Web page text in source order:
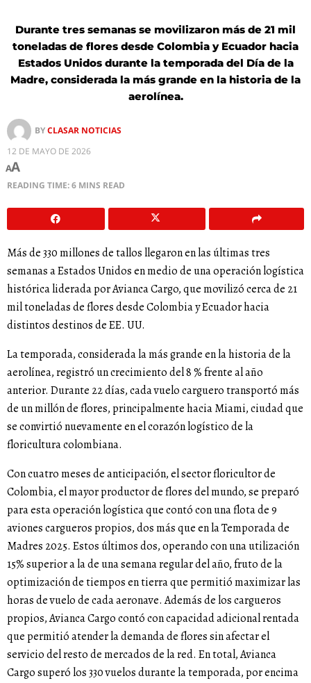
Durante tres semanas se movilizaron más de 21 mil
toneladas de flores desde Colombia y Ecuador hacia
Estados Unidos durante la temporada del Día de la
Madre, considerada la más grande en la historia de la
aerolínea.
BYCLASAR NOTICIAS
12 DE MAYO DE 2026
AA
READING TIME: 6 MINS READ
Más de 330 millones de tallos llegaron en las últimas tres
semanas a Estados Unidos en medio de una operación logística
histórica liderada porAvianca Cargo, que movilizó cerca de 21
mil toneladas de flores desde Colombia y Ecuador hacia
distintos destinos de EE. UU.
La temporada, considerada la más grande en la historia de la
aerolínea, registró un crecimiento del 8 % frente al año
anterior. Durante 22 días, cada vuelo carguero transportó más
de un millón de flores, principalmente hacia Miami, ciudad que
se convirtió nuevamente en el corazón logístico de la
floricultura colombiana.
Con cuatro meses de anticipación, el sector floricultor de
Colombia, el mayor productor de flores del mundo, se preparó
para esta operación logística que contó con una flota de 9
aviones cargueros propios, dos más que en la Temporada de
Madres 2025. Estos últimos dos, operando con una utilización
15% superior a la de una semana regular del año, fruto de la
optimización de tiempos en tierra que permitió maximizar las
horas de vuelo de cada aeronave. Además de los cargueros
propios, Avianca Cargo contó con capacidad adicional rentada
que permitió atender la demanda de flores sin afectar el
servicio del resto de mercados de la red. En total, Avianca
Cargo superó los 330 vuelos durante la temporada, por encima